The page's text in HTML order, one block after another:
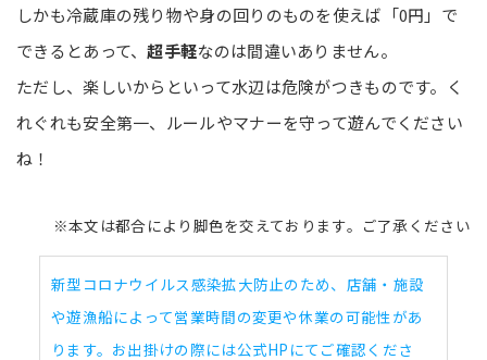
しかも冷蔵庫の残り物や身の回りのものを使えば「0円」で
できるとあって、超手軽なのは間違いありません。
ただし、楽しいからといって水辺は危険がつきものです。く
れぐれも安全第一、ルールやマナーを守って遊んでください
ね！
※本文は都合により脚色を交えております。ご了承ください
新型コロナウイルス感染拡大防止のため、店舗・施設
や遊漁船によって営業時間の変更や休業の可能性があ
ります。お出掛けの際には公式HPにてご確認くださ